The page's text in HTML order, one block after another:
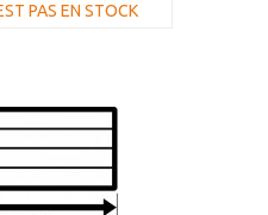
PAS EN STOCK
Au comparatif